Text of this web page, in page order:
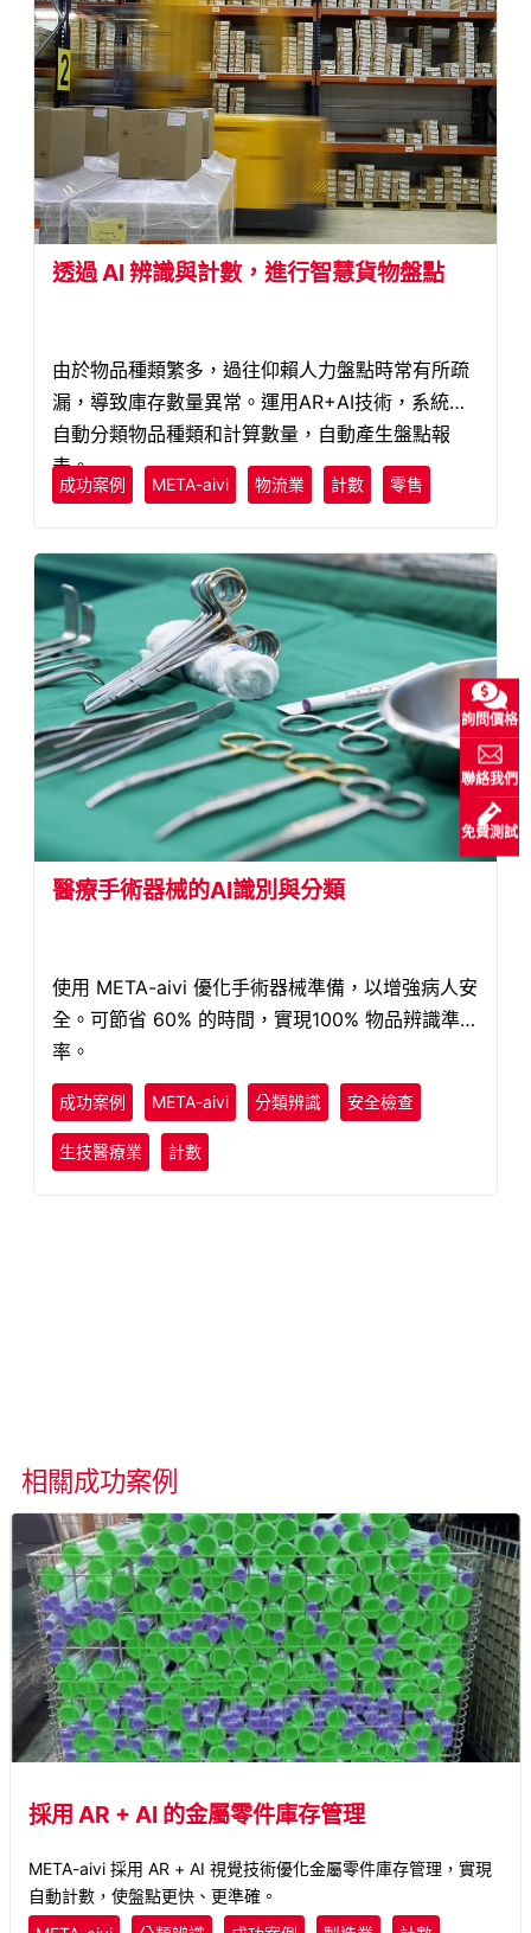
透過 AI 辨識與計數，進行智慧貨物盤點
由於物品種類繁多，過往仰賴人力盤點時常有所疏
漏，導致庫存數量異常。運用AR+AI技術，系統可
自動分類物品種類和計算數量，自動產生盤點報
表。
成功案例 META-aivi 物流業 計數 零售
醫療手術器械的AI識別與分類
使用 META-aivi 優化手術器械準備，以增強病人安
全。可節省 60% 的時間，實現100% 物品辨識準確
率。
成功案例 META-aivi 分類辨識 安全檢查
生技醫療業 計數
相關成功案例
採用 AR + AI 的金屬零件庫存管理
META-aivi 採用 AR + AI 視覺技術優化金屬零件庫存管理，實現
自動計數，使盤點更快、更準確。
詢問價格
聯絡我們
免費測試